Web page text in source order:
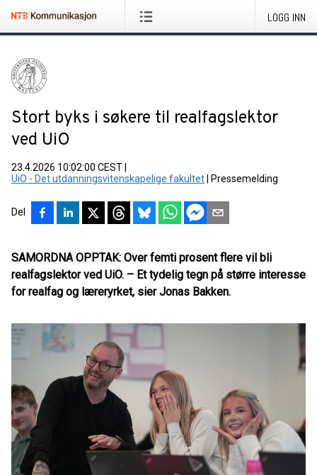
LOGG INN
Stort byks i søkere til realfagslektor
ved UiO
23.4.2026 10:02:00 CEST
UiO - Det utdanningsvitenskapelige fakultet
Pressemelding
Del
SAMORDNA OPPTAK: Over femti prosent flere vil bli
realfagslektor ved UiO. – Et tydelig tegn på større interesse
for realfag og læreryrket, sier Jonas Bakken.